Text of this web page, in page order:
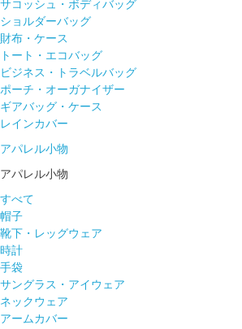
サコッシュ・ボディバッグ
ショルダーバッグ
財布・ケース
トート・エコバッグ
ビジネス・トラベルバッグ
ポーチ・オーガナイザー
ギアバッグ・ケース
レインカバー
アパレル小物
アパレル小物
すべて
帽子
靴下・レッグウェア
時計
手袋
サングラス・アイウェア
ネックウェア
アームカバー